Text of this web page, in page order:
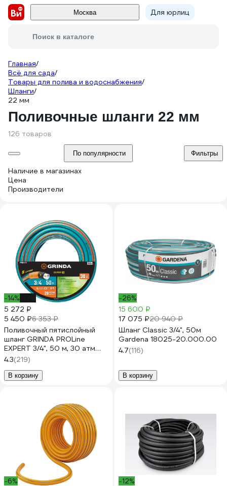
Москва Для юрлиц
Поиск в каталоге
Главная/
Всё для сада/
Товары для полива и водоснабжения/
Шланги/
22 мм
Поливочные шланги 22 мм
126 товаров
По популярности Фильтры
Наличие в магазинах
Цена
Производители
-14%
5 272 ₽
5 450 ₽6 353 ₽
Поливочный пятислойный
шланг GRINDA PROLine
EXPERT 3/4", 50 м, 30 атм
429007-3/4-50
4.3(219)
В корзину
-26%
15 600 ₽
17 075 ₽20 940 ₽
Шланг Classic 3/4", 50м
Gardena 18025-20.000.00
4.7(116)
В корзину
-6%
-12%